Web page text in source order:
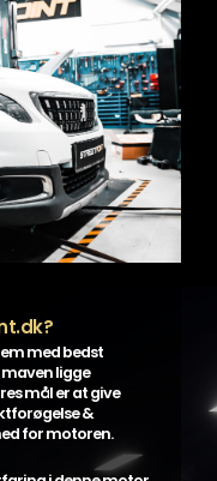
med bedst
ligge
mål er at give
&
for motoren.